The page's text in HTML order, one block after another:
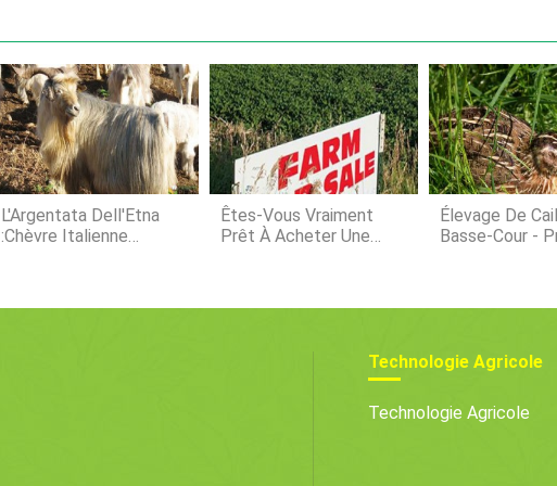
lune
les
sont
L'Argentata Dell'Etna
:Chèvre Italienne
Êtes-Vous Vraiment
Prêt À Acheter Une
Élevage De
Basse-Cour -
Technologie Agricole
Technologie Agricole